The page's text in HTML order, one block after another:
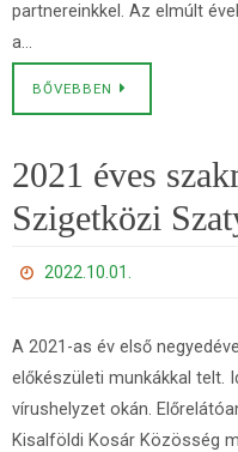
partnereinkkel. Az elmúlt
a…
BŐVEBBEN
2021 éves
Szigetközi
2022.10.01.
A 2021-as év első
előkészületi munkákkal telt.
vírushelyzet okán.
Kisalföldi Kosár Közösség